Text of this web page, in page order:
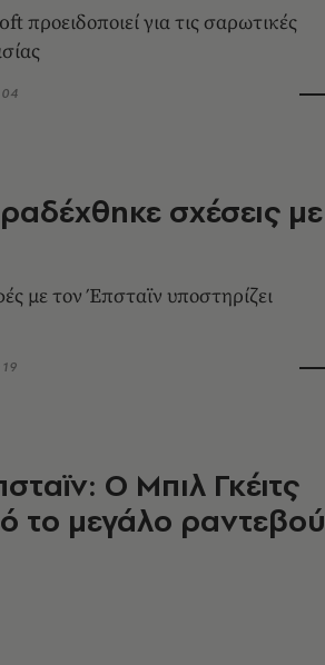
προειδοποιεί για τις σαρωτικές
σχέσεις με
με τον Έπσταϊν υποστηρίζει
Ο Μπιλ Γκέιτς
το μεγάλο ραντεβού